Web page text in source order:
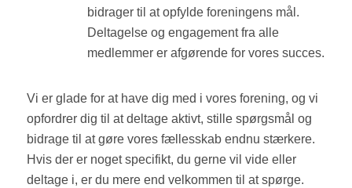
bidrager til at opfylde foreningens mål.
Deltagelse og engagement fra alle
medlemmer er afgørende for vores succes.
Vi er glade for at have dig med i vores forening, og vi
opfordrer dig til at deltage aktivt, stille spørgsmål og
bidrage til at gøre vores fællesskab endnu stærkere.
Hvis der er noget specifikt, du gerne vil vide eller
deltage i, er du mere end velkommen til at spørge.